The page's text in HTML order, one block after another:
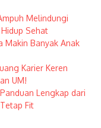
Melindungi
Sehat
Makin Banyak Anak
Karier Keren
UM!
Lengkap dari
Fit